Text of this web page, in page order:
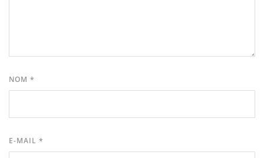
NOM *
E-MAIL *